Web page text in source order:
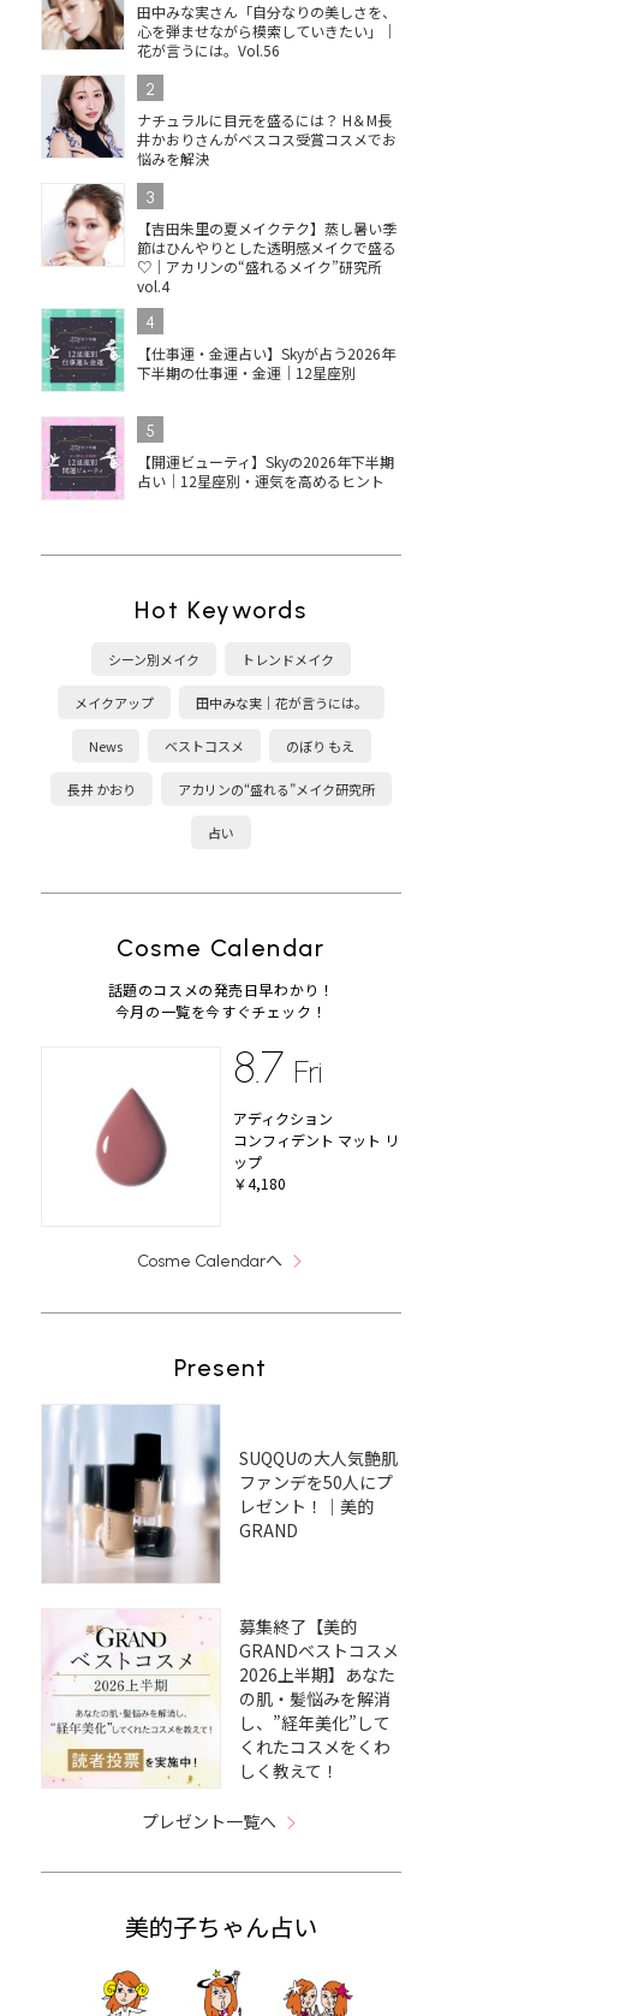
田中みな実さん「自分なりの美しさを、
心を弾ませながら模索していきたい」｜
花が言うには。Vol.56
2
ナチュラルに目元を盛るには？ H＆M長
井かおりさんがベスコス受賞コスメでお
悩みを解決
3
【吉田朱里の夏メイクテク】蒸し暑い季
節はひんやりとした透明感メイクで盛る
♡｜アカリンの“盛れるメイク”研究所
vol.4
4
【仕事運・金運占い】Skyが占う2026年
下半期の仕事運・金運｜12星座別
5
【開運ビューティ】Skyの2026年下半期
占い｜12星座別・運気を高めるヒント
Hot Keywords
シーン別メイク トレンドメイク
メイクアップ 田中みな実｜花が言うには。
News ベストコスメ のぼり もえ
長井 かおり アカリンの“盛れる”メイク研究所
占い
Cosme Calendar
話題のコスメの発売日早わかり！
今月の一覧を今すぐチェック！
8.7 Fri
アディクション
コンフィデント マット リ
ップ
￥4,180
Cosme Calendarへ
Present
SUQQUの大人気艶肌
ファンデを50人にプ
レゼント！｜美的
GRAND
募集終了【美的
GRANDベストコスメ
2026上半期】あなた
の肌・髪悩みを解消
し、”経年美化”して
くれたコスメをくわ
しく教えて！
プレゼント一覧へ
美的子ちゃん占い